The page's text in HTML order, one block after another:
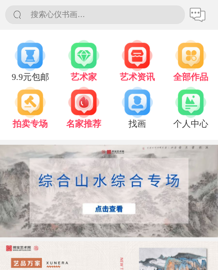
搜索心仪书画…
9.9元包邮 艺术家 艺术资讯 全部作品
拍卖专场 名家推荐 找画 个人中心